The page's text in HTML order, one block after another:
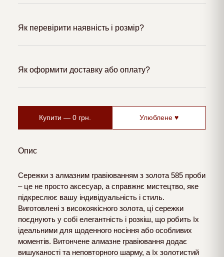
Як перевірити наявність і розмір?
Як оформити доставку або оплату?
Купити — 0 грн. Улюблене ♥
Опис
Сережки з алмазним гравіюванням з золота 585 проби
– це не просто аксесуар, а справжнє мистецтво, яке
підкреслює вашу індивідуальність і стиль.
Виготовлені з високоякісного золота, ці сережки
поєднують у собі елегантність і розкіш, що робить їх
ідеальними для щоденного носіння або особливих
моментів. Витончене алмазне гравіювання додає
вишуканості та неповторного шарму, а їх золотистий